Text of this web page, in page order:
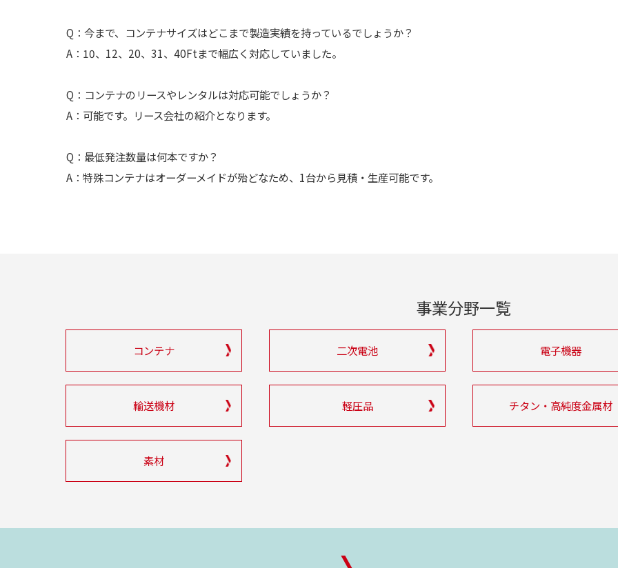
Q：今まで、コンテナサイズはどこまで製造実績を持っているでしょうか？
A：10、12、20、31、40Ftまで幅広く対応していました。
Q：コンテナのリースやレンタルは対応可能でしょうか？
A：可能です。リース会社の紹介となります。
Q：最低発注数量は何本ですか？
A：特殊コンテナはオーダーメイドが殆どなため、1台から見積・生産可能です。
事業分野一覧
コンテナ 二次電池 電子機器
輸送機材 軽圧品 チタン・高純度金属材
素材